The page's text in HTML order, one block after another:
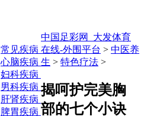
常见疾病
心脑疾病
妇科疾病
男科疾病
肝肾疾病
脾胃疾病
中国足彩网_大发体育
在线-外围平台 > 中医养
生 > 特色疗法 >
揭呵护完美胸
部的七个小诀